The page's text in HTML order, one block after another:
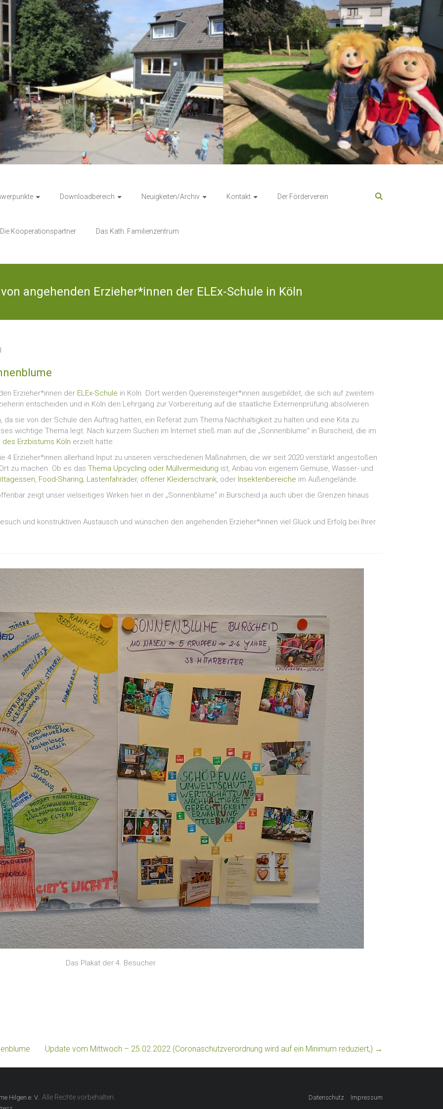
Downloadbereich Neuigkeiten/Archiv Kontakt Der Förderverein
Die Kooperationspartner Das Kath. Familienzentrum
angehenden Erzieher*innen der ELEx-Schule in Köln
Erzieher*innen der ELEx-Schule in Köln. Dort werden Quereinsteiger*innen ausgebildet, die sich auf zweitem
entscheiden und in Köln den Lehrgang zur Vorbereitung auf die staatliche Externenprüfung absolvieren.
sie von der Schule den Auftrag hatten, ein Referat zum Thema Nachhaltigkeit zu halten und eine Kita zu
wichtige Thema legt. Nach kurzem Suchen im Internet stieß man auf die „Sonnenblume“ in Burscheid, die im
Erzbistums Köln erzielt hatte.
4 Erzieher*innen allerhand Input zu unseren verschiedenen Maßnahmen, die wir seit 2020 verstärkt angestoßen
zu machen. Ob es das Thema Upcycling oder Müllvermeidung ist, Anbau von eigenem Gemüse, Wasser- und
Food-Sharing Lastenfahräder, offener Kleiderschrank , oder Insektenbereiche im Außengelände.
zeigt unser vielseitiges Wirken hier in der „Sonnenblume“ in Burscheid ja auch über die Grenzen hinaus
und konstruktiven Austausch und wünschen den angehenden Erzieher*innen viel Glück und Erfolg bei Ihrer
Das Plakat der 4. Besucher
Update vom Mittwoch – 25.02.2022 (Coronaschutzverordnung wird auf ein Minimum reduziert,) →
Hilgen e. V. . Alle Rechte vorbehalten.
Datenschutz Impressum